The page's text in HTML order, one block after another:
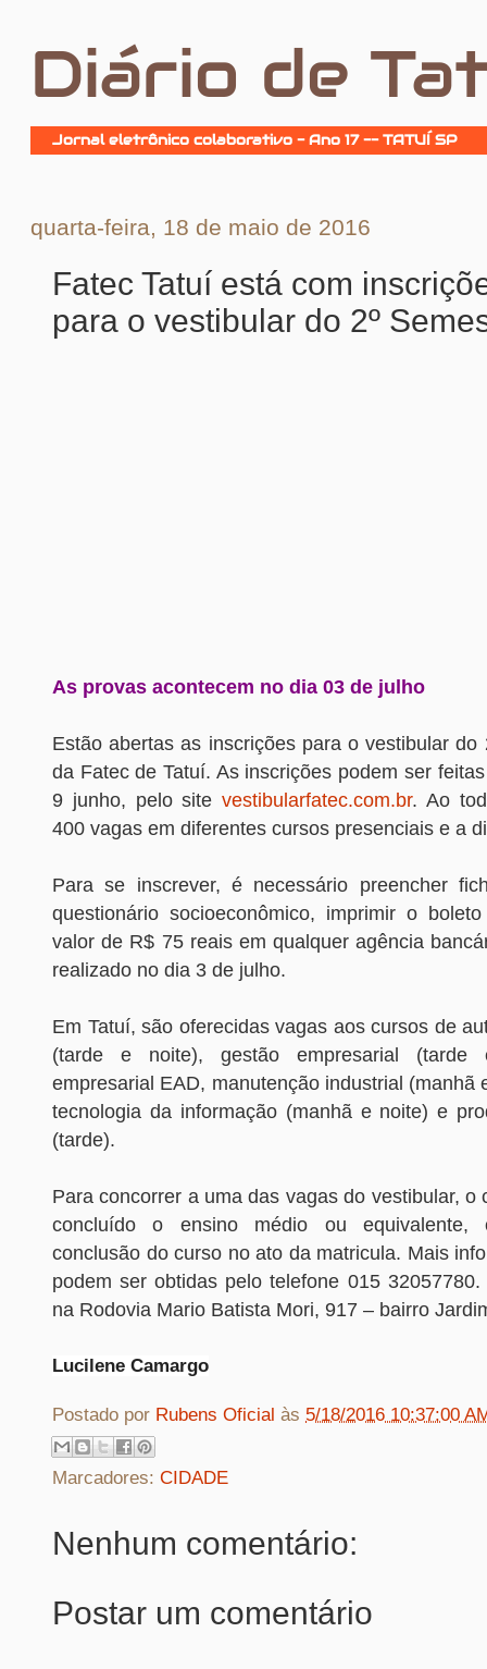
Diário de
Jornal eletrônico colaborativo - Ano 17 -- TATUÍ SP
quarta-feira, 18 de maio de 2016
Fatec Tatuí está com
para o vestibular do 2º
As provas acontecem no dia 03 de julho
Estão abertas as inscrições para o vestibular do
da Fatec de Tatuí. As inscrições podem ser
9 junho, pelo site vestibularfatec.com.br. Ao
400 vagas em diferentes cursos presenciais e a
Para se inscrever, é necessário preencher
questionário socioeconômico, imprimir o
valor de R$ 75 reais em qualquer agência
realizado no dia 3 de julho.
Em Tatuí, são oferecidas vagas aos cursos de
(tarde e noite), gestão empresarial (tarde
empresarial EAD, manutenção industrial (manhã
tecnologia da informação (manhã e noite) e
(tarde).
Para concorrer a uma das vagas do vestibular, o
concluído o ensino médio ou equivalente,
conclusão do curso no ato da matricula. Mais
podem ser obtidas pelo telefone 015
na Rodovia Mario Batista Mori, 917 – bairro
Lucilene Camargo
Postado por Rubens Oficial às 5/18/2016 10:37:00
Marcadores: CIDADE
Nenhum comentário:
Postar um comentário